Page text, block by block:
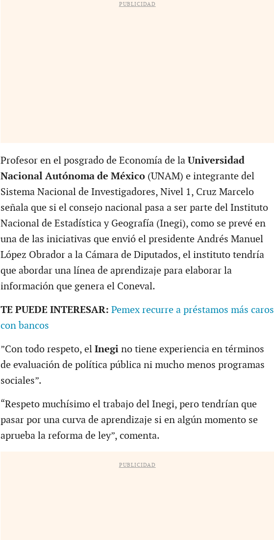
PUBLICIDAD
Profesor en el posgrado de Economía de la Universidad
Nacional Autónoma de México(UNAM) e integrante del
Sistema Nacional de Investigadores, Nivel 1, Cruz Marcelo
señala que si el consejo nacional pasa a ser parte del Instituto
Nacional de Estadística y Geografía (Inegi), como se prevé en
una de las iniciativas que envió el presidente Andrés Manuel
López Obrador a la Cámara de Diputados, el instituto tendría
que abordar una línea de aprendizaje para elaborar la
información que genera el Coneval.
TE PUEDE INTERESAR: Pemex recurre a préstamos más caros
con bancos
”Con todo respeto, el Inegi no tiene experiencia en términos
de evaluación de política pública ni mucho menos programas
sociales”.
“Respeto muchísimo el trabajo del Inegi, pero tendrían que
pasar por una curva de aprendizaje si en algún momento se
aprueba la reforma de ley”, comenta.
PUBLICIDAD